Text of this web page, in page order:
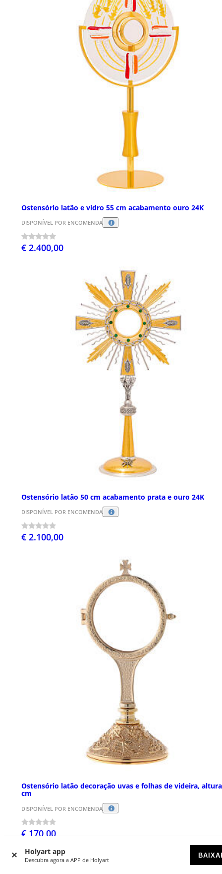
Holyart app
Descubra agora a APP de Holyart
Ostensório latão e vidro 55 cm acabamento ouro 24K
DISPONÍVEL POR ENCOMENDA
€ 2.400,00
Ostensório latão 50 cm acabamento prata e ouro 24K
DISPONÍVEL POR ENCOMENDA
€ 2.100,00
Ostensório latão decoração uvas e folhas de videira,
cm
DISPONÍVEL POR ENCOMENDA
€ 170,00